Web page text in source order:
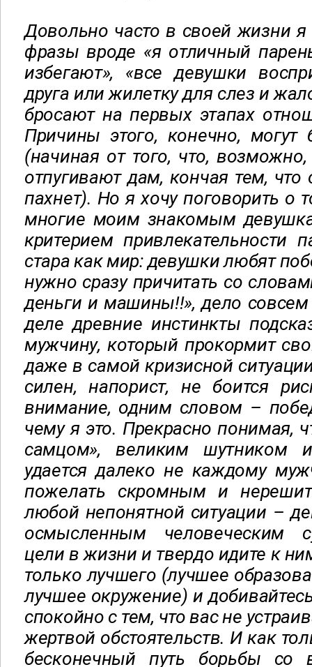
Довольно часто в своей жизни
фразы вроде «я отличный
избегают», «все девушки
друга или жилетку для слез и
бросают на первых этапах
Причины этого, конечно, могут
(начиная от того, что,
отпугивают дам, кончая тем, что
пахнет). Но я хочу поговорить о
многие моим знакомым
критерием привлекательности
стара как мир: девушки любят
нужно сразу причитать со
деньги и машины!!», дело
деле древние инстинкты
мужчину, который прокормит
даже в самой кризисной
силен, напорист, не боится
внимание, одним словом –
чему я это. Прекрасно понимая,
самцом», великим шутником
удается далеко не каждому
пожелать скромным и
любой непонятной ситуации –
осмысленным человеческим
цели в жизни и твердо идите к
только лучшего (лучшее
лучшее окружение) и
спокойно с тем, что вас не
жертвой обстоятельств. И как
бесконечный путь борьбы со